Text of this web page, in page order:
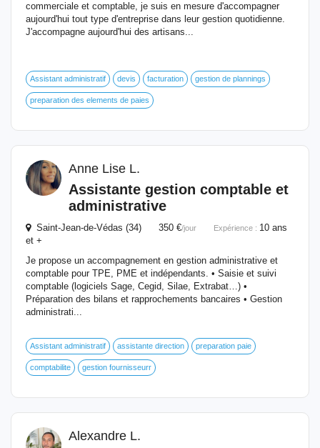
commerciale et comptable, je suis en mesure d'accompagner
aujourd'hui tout type d'entreprise dans leur gestion quotidienne.
J'accompagne aujourd'hui des artisans...
Assistant administratif devis facturation gestion de plannings
preparation des elements de paies
Anne Lise L.
Assistante gestion comptable et
administrative
Saint-Jean-de-Védas (34) 350 €/jour Expérience : 10 ans
et +
Je propose un accompagnement en gestion administrative et
comptable pour TPE, PME et indépendants. • Saisie et suivi
comptable (logiciels Sage, Cegid, Silae, Extrabat…) •
Préparation des bilans et rapprochements bancaires • Gestion
administrati...
Assistant administratif assistante direction preparation paie
comptabilite gestion fournisseurr
Alexandre L.